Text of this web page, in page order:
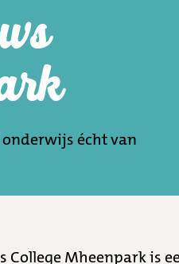
écht van
College Mheenpark is